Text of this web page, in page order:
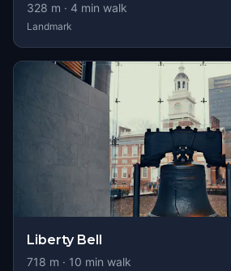
328 m · 4 min walk
Landmark
Liberty Bell
718 m · 10 min walk